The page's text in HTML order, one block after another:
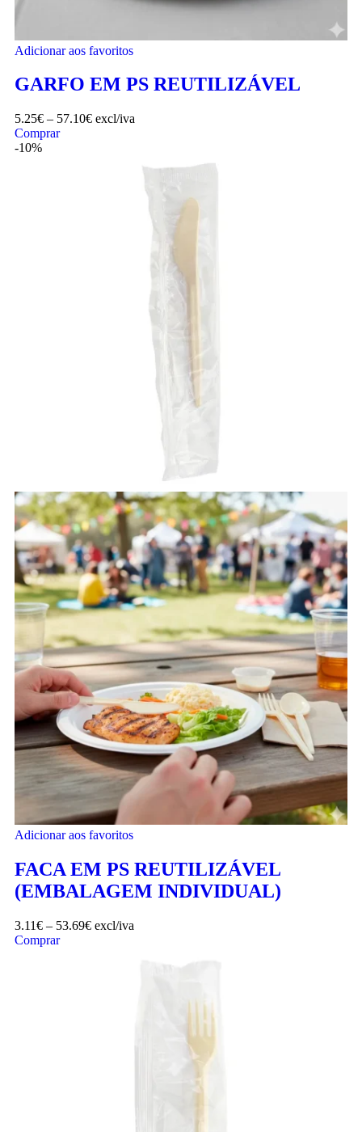
Adicionar aos favoritos
GARFO EM PS REUTILIZÁVEL
5.25€ – 57.10€ excl/iva
Comprar
-10%
Adicionar aos favoritos
FACA EM PS REUTILIZÁVEL
(EMBALAGEM INDIVIDUAL)
3.11€ – 53.69€ excl/iva
Comprar